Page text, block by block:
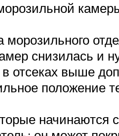
снизилась и
отсеках выше
положение